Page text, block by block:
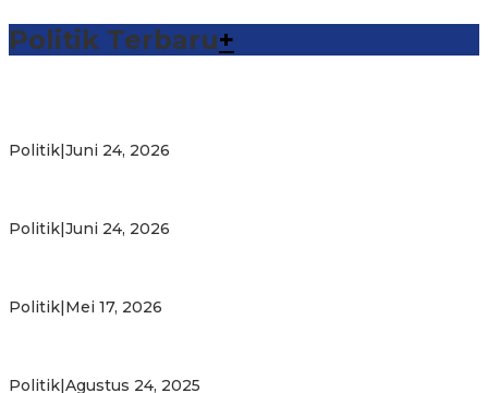
Politik Terbaru+
Politik Juni 24, 2026
Politik Juni 24, 2026
Politik Mei 17, 2026
Politik Agustus 24, 2025